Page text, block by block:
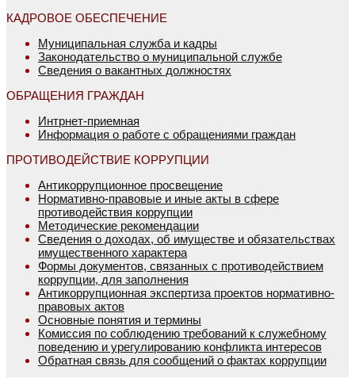
КАДРОВОЕ ОБЕСПЕЧЕНИЕ
Муниципальная служба и кадры
Законодательство о муниципальной службе
Сведения о вакантных должностях
ОБРАЩЕНИЯ ГРАЖДАН
Интрнет-приемная
Информация о работе с обращениями граждан
ПРОТИВОДЕЙСТВИЕ КОРРУПЦИИ
Антикоррупционное просвещение
Нормативно-правовые и иные акты в сфере
противодействия коррупции
Методические рекомендации
Сведения о доходах, об имуществе и обязательствах
имущественного характера
Формы документов, связанных с противодействием
коррупции, для заполнения
Антикоррупционная экспертиза проектов нормативно-
правовых актов
Основные понятия и термины
Комиссия по соблюдению требований к служебному
поведению и урегулированию конфликта интересов
Обратная связь для сообщений о фактах коррупции